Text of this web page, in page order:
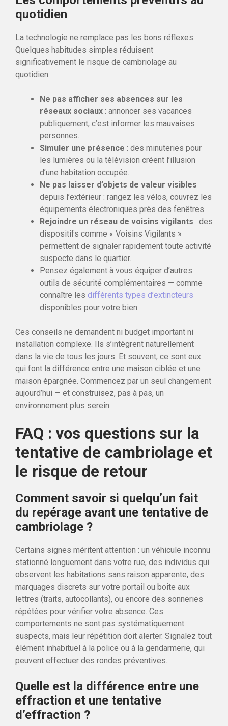
quotidien
La technologie ne remplace pas les bons réflexes.
Quelques habitudes simples réduisent
significativement le risque de cambriolage au
quotidien.
Ne pas afficher ses absences sur les
réseaux sociaux : annoncer ses vacances
publiquement, c’est informer les mauvaises
personnes.
Simuler une présence : des minuteries pour
les lumières ou la télévision créent l’illusion
d’une habitation occupée.
Ne pas laisser d’objets de valeur visibles
depuis l’extérieur : rangez les vélos, couvrez les
équipements électroniques près des fenêtres.
Rejoindre un réseau de voisins vigilants : des
dispositifs comme « Voisins Vigilants »
permettent de signaler rapidement toute activité
suspecte dans le quartier.
Pensez également à vous équiper d’autres
outils de sécurité complémentaires — comme
connaître les différents types d’extincteurs
disponibles pour votre bien.
Ces conseils ne demandent ni budget important ni
installation complexe. Ils s’intègrent naturellement
dans la vie de tous les jours. Et souvent, ce sont eux
qui font la différence entre une maison ciblée et une
maison épargnée. Commencez par un seul changement
aujourd’hui — et construisez, pas à pas, un
environnement plus serein.
FAQ : vos questions sur la
tentative de cambriolage et
le risque de retour
Comment savoir si quelqu’un fait
du repérage avant une tentative de
cambriolage ?
Certains signes méritent attention : un véhicule inconnu
stationné longuement dans votre rue, des individus qui
observent les habitations sans raison apparente, des
marquages discrets sur votre portail ou boîte aux
lettres (traits, autocollants), ou encore des sonneries
répétées pour vérifier votre absence. Ces
comportements ne sont pas systématiquement
suspects, mais leur répétition doit alerter. Signalez tout
élément inhabituel à la police ou à la gendarmerie, qui
peuvent effectuer des rondes préventives.
Quelle est la différence entre une
effraction et une tentative
d’effraction ?